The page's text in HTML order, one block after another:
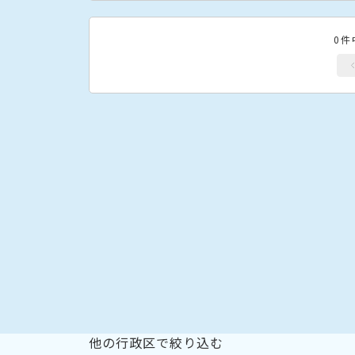
0件
他の行政区で絞り込む